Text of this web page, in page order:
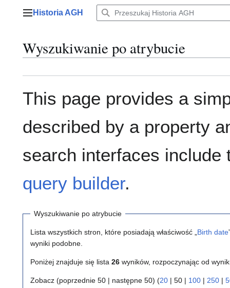
Menu główne
Historia AGH
Wyszukiwanie po atrybucie
This page provides a
described by a property
search interfaces include
query builder.
Wyszukiwanie po atrybucie
Lista wszystkich stron, które posiadają właściwość „ Birth date
wyniki podobne.
Poniżej znajduje się lista 26 wyników, rozpoczynając od
Zobacz (poprzednie 50 | następne 50) (20 | 50 | 100 | 250 |